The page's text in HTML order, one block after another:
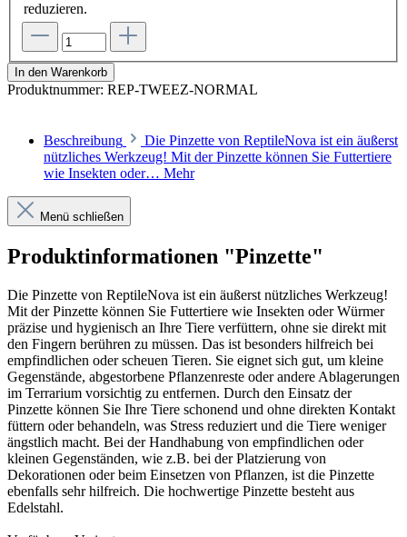
reduzieren.
In den Warenkorb
Produktnummer: REP-TWEEZ-NORMAL
Beschreibung
Die Pinzette von ReptileNova ist ein äußerst
nützliches Werkzeug! Mit der Pinzette können Sie Futtertiere
wie Insekten oder… Mehr
Menü schließen
Produktinformationen "Pinzette"
Die Pinzette von ReptileNova ist ein äußerst nützliches Werkzeug!
Mit der Pinzette können Sie Futtertiere wie Insekten oder Würmer
präzise und hygienisch an Ihre Tiere verfüttern, ohne sie direkt mit
den Fingern berühren zu müssen. Das ist besonders hilfreich bei
empfindlichen oder scheuen Tieren. Sie eignet sich gut, um kleine
Gegenstände, abgestorbene Pflanzenreste oder andere Ablagerungen
im Terrarium vorsichtig zu entfernen. Durch den Einsatz der
Pinzette können Sie Ihre Tiere schonend und ohne direkten Kontakt
füttern oder behandeln, was Stress reduziert und die Tiere weniger
ängstlich macht. Bei der Handhabung von empfindlichen oder
kleinen Gegenständen, wie z.B. bei der Platzierung von
Dekorationen oder beim Einsetzen von Pflanzen, ist die Pinzette
ebenfalls sehr hilfreich. Die hochwertige Pinzette besteht aus
Edelstahl.